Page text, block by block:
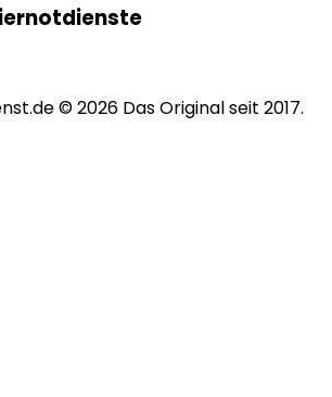
©2026 Das Original seit 2017.